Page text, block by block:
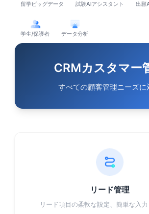
留学ビッグデータ 試験AIアシスタント 出願
学生/保護者 データ分析
CRMカスタマー
すべての顧客管理ニーズに
リード管理
リード項目の柔軟な設定、簡単な入